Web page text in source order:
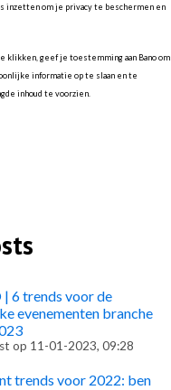
inzetten om je privacy te beschermen en
klikken, geef je toestemming aan Bano om
informatie op te slaan en te
inhoud te voorzien.
6 trends voor de
evenementen branche
op 11-01-2023, 09:28
trends voor 2022: ben